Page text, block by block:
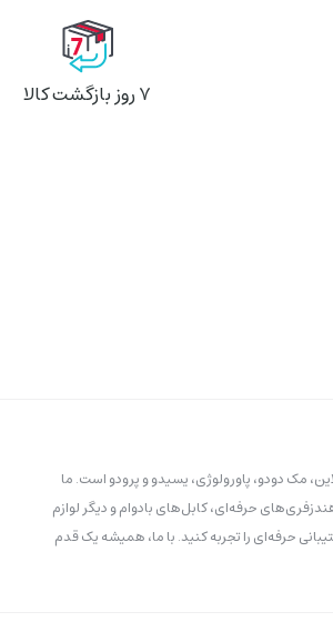
۷ روز بازگشت کالا
مک دودو، پاورولوژی، یسیدو و پرودو است. ما
حرفه‌ای، کابل‌های بادوام و دیگر لوازم
حرفه‌ای را تجربه کنید. با ما، همیشه یک قدم